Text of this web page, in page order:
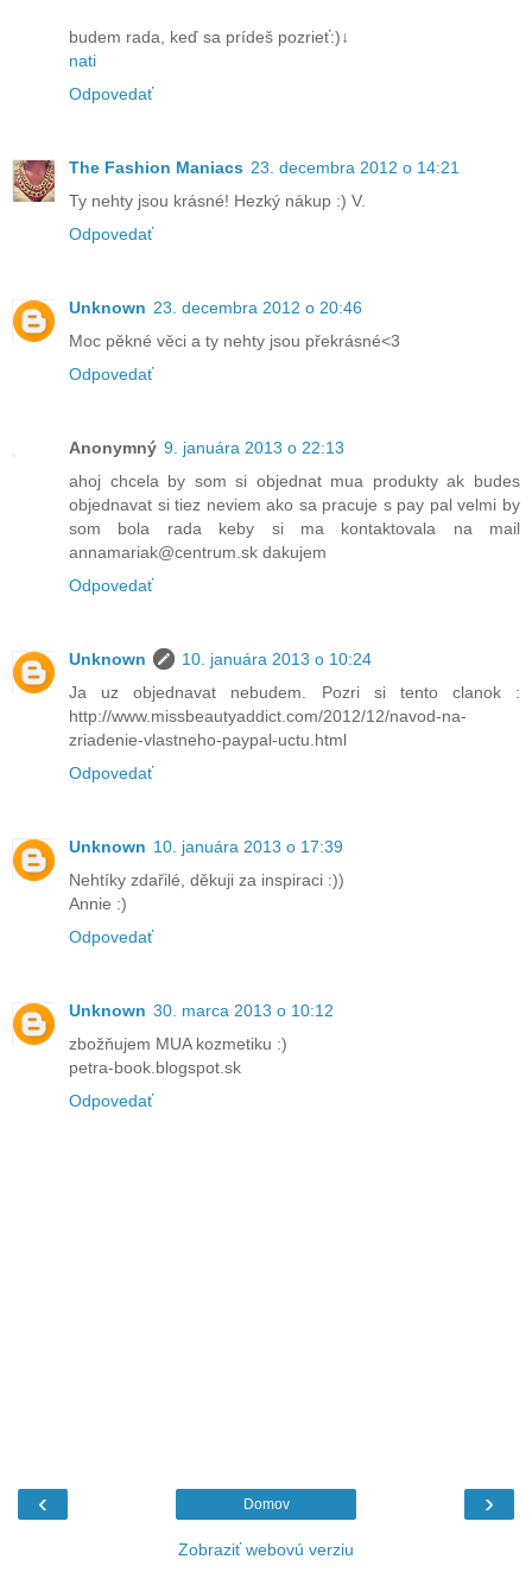
budem rada, keď sa prídeš pozrieť:)↓
nati
Odpovedať
The Fashion Maniacs 23. decembra 2012 o 14:21
Ty nehty jsou krásné! Hezký nákup :) V.
Odpovedať
Unknown 23. decembra 2012 o 20:46
Moc pěkné věci a ty nehty jsou překrásné<3
Odpovedať
Anonymný 9. januára 2013 o 22:13
ahoj chcela by som si objednat mua produkty ak budes
objednavat si tiez neviem ako sa pracuje s pay pal velmi by
som bola rada keby si ma kontaktovala na mail
annamariak@centrum.sk dakujem
Odpovedať
Unknown
10. januára 2013 o 10:24
Ja uz objednavat nebudem. Pozri si tento clanok :
http://www.missbeautyaddict.com/2012/12/navod-na-
zriadenie-vlastneho-paypal-uctu.html
Odpovedať
Unknown 10. januára 2013 o 17:39
Nehtíky zdařilé, děkuji za inspiraci :))
Annie :)
Odpovedať
Unknown 30. marca 2013 o 10:12
zbožňujem MUA kozmetiku :)
petra-book.blogspot.sk
Odpovedať
‹ ›
Domov
Zobraziť webovú verziu